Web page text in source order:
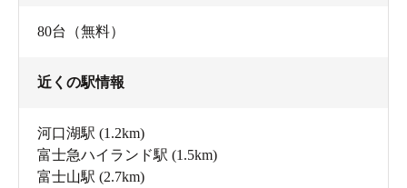
80台（無料）
近くの駅情報
河口湖駅 (1.2km)
富士急ハイランド駅 (1.5km)
富士山駅 (2.7km)